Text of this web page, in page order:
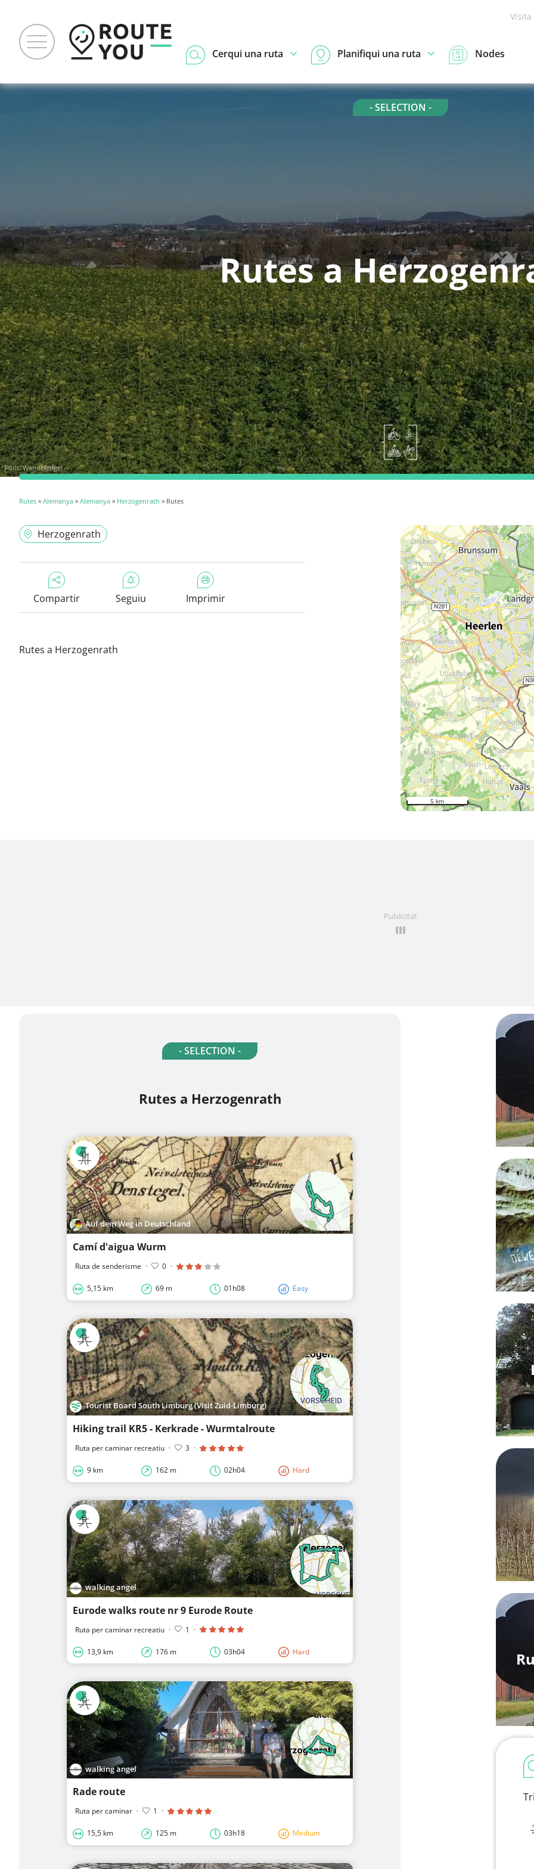
Cerqui una ruta Planifiqui una ruta Nodes
- SELECTION -
Rutes a
Font:Wandelengel
Rutes » Alemanya » Alemanya » Herzogenrath » Rutes
Herzogenrath
Compartir Seguiu Imprimir
Rutes a Herzogenrath
5 km
Publicitat
- SELECTION -
Rutes a Herzogenrath
Auf dem Weg in Deutschland
Camí d'aigua Wurm
Ruta de senderisme · 0 ·
5,15 km 69 m 01h08 Easy
Tourist Board South Limburg (Visit Zuid-Limburg)
Hiking trail KR5 - Kerkrade - Wurmtalroute
Ruta per caminar recreatiu · 3 ·
9 km 162 m 02h04 Hard
walking angel
Eurode walks route nr 9 Eurode Route
Ruta per caminar recreatiu · 1 ·
13,9 km 176 m 03h04 Hard
walking angel
Rade route
Ruta per caminar · 1 ·
15,5 km 125 m 03h18 Medium